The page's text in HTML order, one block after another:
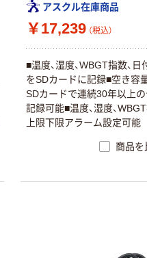
アスクル在庫商品
￥17,239 （税込）
■温度、湿度、WBGT指数、日
をSDカードに記録■空き容
SDカードで連続30年以上の
記録可能■温度、湿度、
上限下限アラーム設定可能
商品を